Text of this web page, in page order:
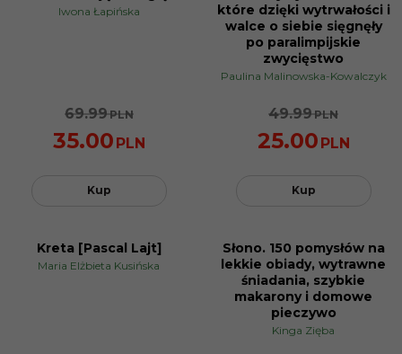
Iwona Łapińska
69.99PLN
35.00 PLN
Kup
które dzięki wytrwałości i
walce o siebie sięgnęły
po paralimpijskie
zwycięstwo
Paulina Malinowska-Kowalczyk
49.99PLN
25.00 PLN
Kup
Kreta [Pascal Lajt]
Maria Elżbieta Kusińska
NOWOŚĆ
PROMOCJA
Słono. 150 pomysłów na
lekkie obiady, wytrawne
śniadania, szybkie
makarony i domowe
pieczywo
Kinga Zięba